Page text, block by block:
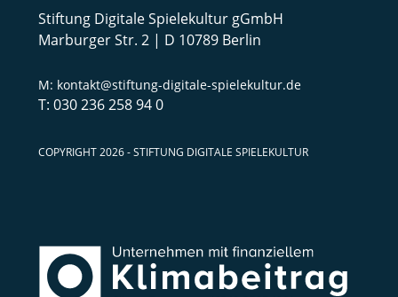
Stiftung Digitale Spielekultur gGmbH
Marburger Str. 2 | D 10789 Berlin
kontakt@stiftung-digitale-spielekultur.de
030 236 258 94 0
COPYRIGHT 2026 - STIFTUNG DIGITALE SPIELEKULTUR